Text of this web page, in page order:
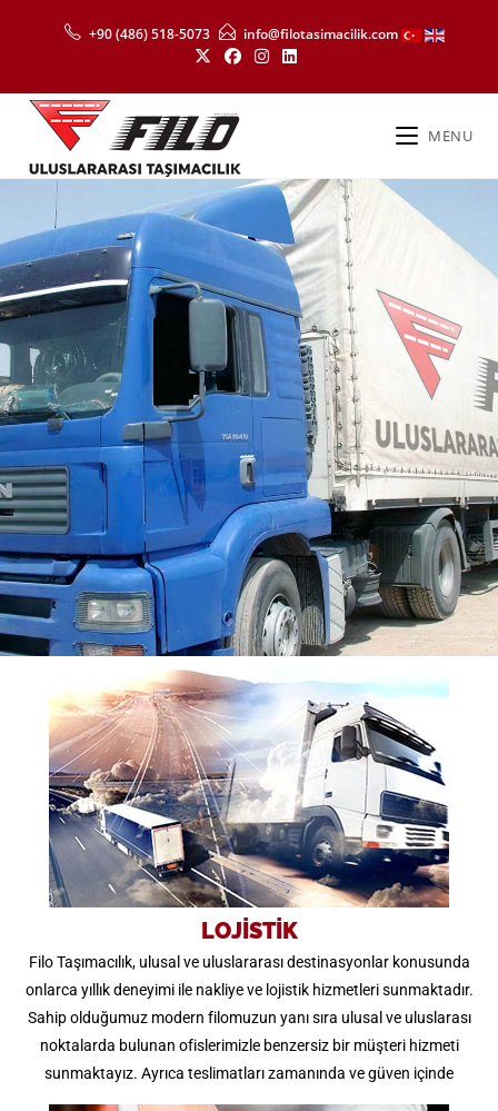
+90 (486) 518-5073 info@filotasimacilik.com
MENU
LOJİSTİK
Filo Taşımacılık, ulusal ve uluslararası destinasyonlar konusunda
onlarca yıllık deneyimi ile nakliye ve lojistik hizmetleri sunmaktadır.
Sahip olduğumuz modern filomuzun yanı sıra ulusal ve uluslarası
noktalarda bulunan ofislerimizle benzersiz bir müşteri hizmeti
sunmaktayız. Ayrıca teslimatları zamanında ve güven içinde
gerçekleştirmek için uluslararası noktalarda stratejik ortaklık ağımız